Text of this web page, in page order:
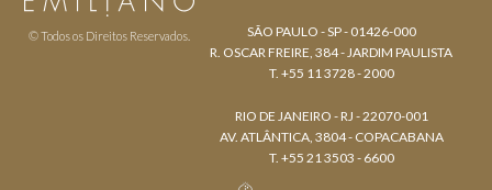
© Todos os Direitos Reservados.
SÃO PAULO - SP - 01426-000
R. OSCAR FREIRE, 384 - JARDIM PAULISTA
T. +55 11 3728 - 2000
RIO DE JANEIRO - RJ - 22070-001
AV. ATLÂNTICA, 3804 - COPACABANA
T. +55 21 3503 - 6600